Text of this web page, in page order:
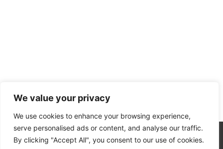
We value your privacy
We use cookies to enhance your browsing experience,
serve personalised ads or content, and analyse our traffic.
By clicking "Accept All", you consent to our use of cookies.